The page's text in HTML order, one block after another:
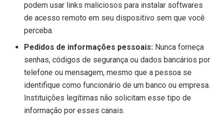
podem usar links maliciosos para instalar softwares
de acesso remoto em seu dispositivo sem que você
perceba.
Pedidos de informações pessoais: Nunca forneça
senhas, códigos de segurança ou dados bancários por
telefone ou mensagem, mesmo que a pessoa se
identifique como funcionário de um banco ou empresa.
Instituições legítimas não solicitam esse tipo de
informação por esses canais.